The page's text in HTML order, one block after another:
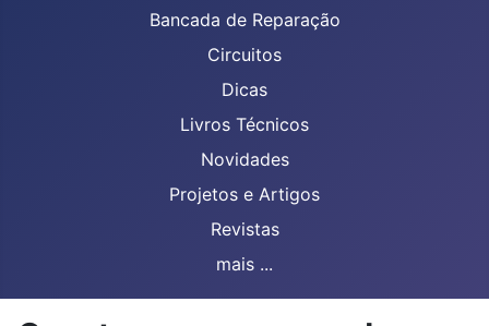
Bancada de Reparação
Circuitos
Dicas
Livros Técnicos
Novidades
Projetos e Artigos
Revistas
mais ...